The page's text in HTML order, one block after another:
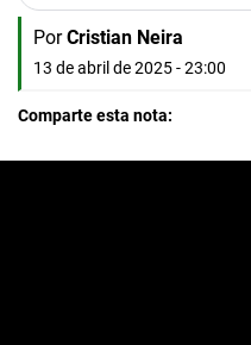
Por Cristian Neira
13 de abril de 2025 - 23:00
Comparte esta nota: